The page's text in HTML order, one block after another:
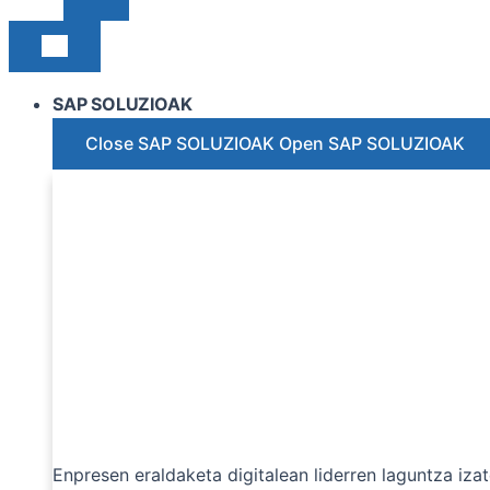
SAP SOLUZIOAK
Close SAP SOLUZIOAK Open SAP SOLUZIOAK
Enpresen eraldaketa digitalean liderren laguntza